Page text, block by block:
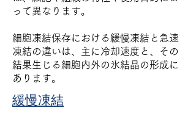
って異なります。
細胞凍結保存における緩慢凍結と急速
凍結の違いは、主に冷却速度と、その
結果生じる細胞内外の氷結晶の形成に
あります。
緩慢凍結